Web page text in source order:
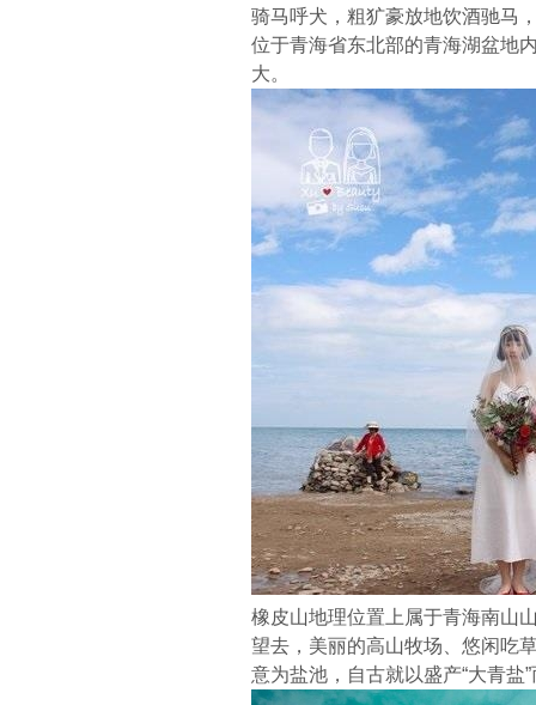
骑马呼犬，粗犷豪放地饮酒驰马
位于青海省东北部的青海湖盆地
大。
橡皮山地理位置上属于青海南山
望去，美丽的高山牧场、悠闲吃
意为盐池，自古就以盛产“大青盐